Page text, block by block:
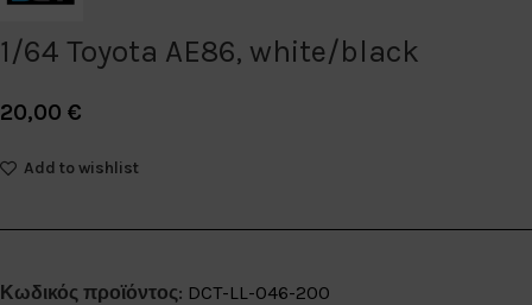
1/64 Toyota AE86, white/black
20,00 €
Add to wishlist
Κωδικός προϊόντος: DCT-LL-046-200